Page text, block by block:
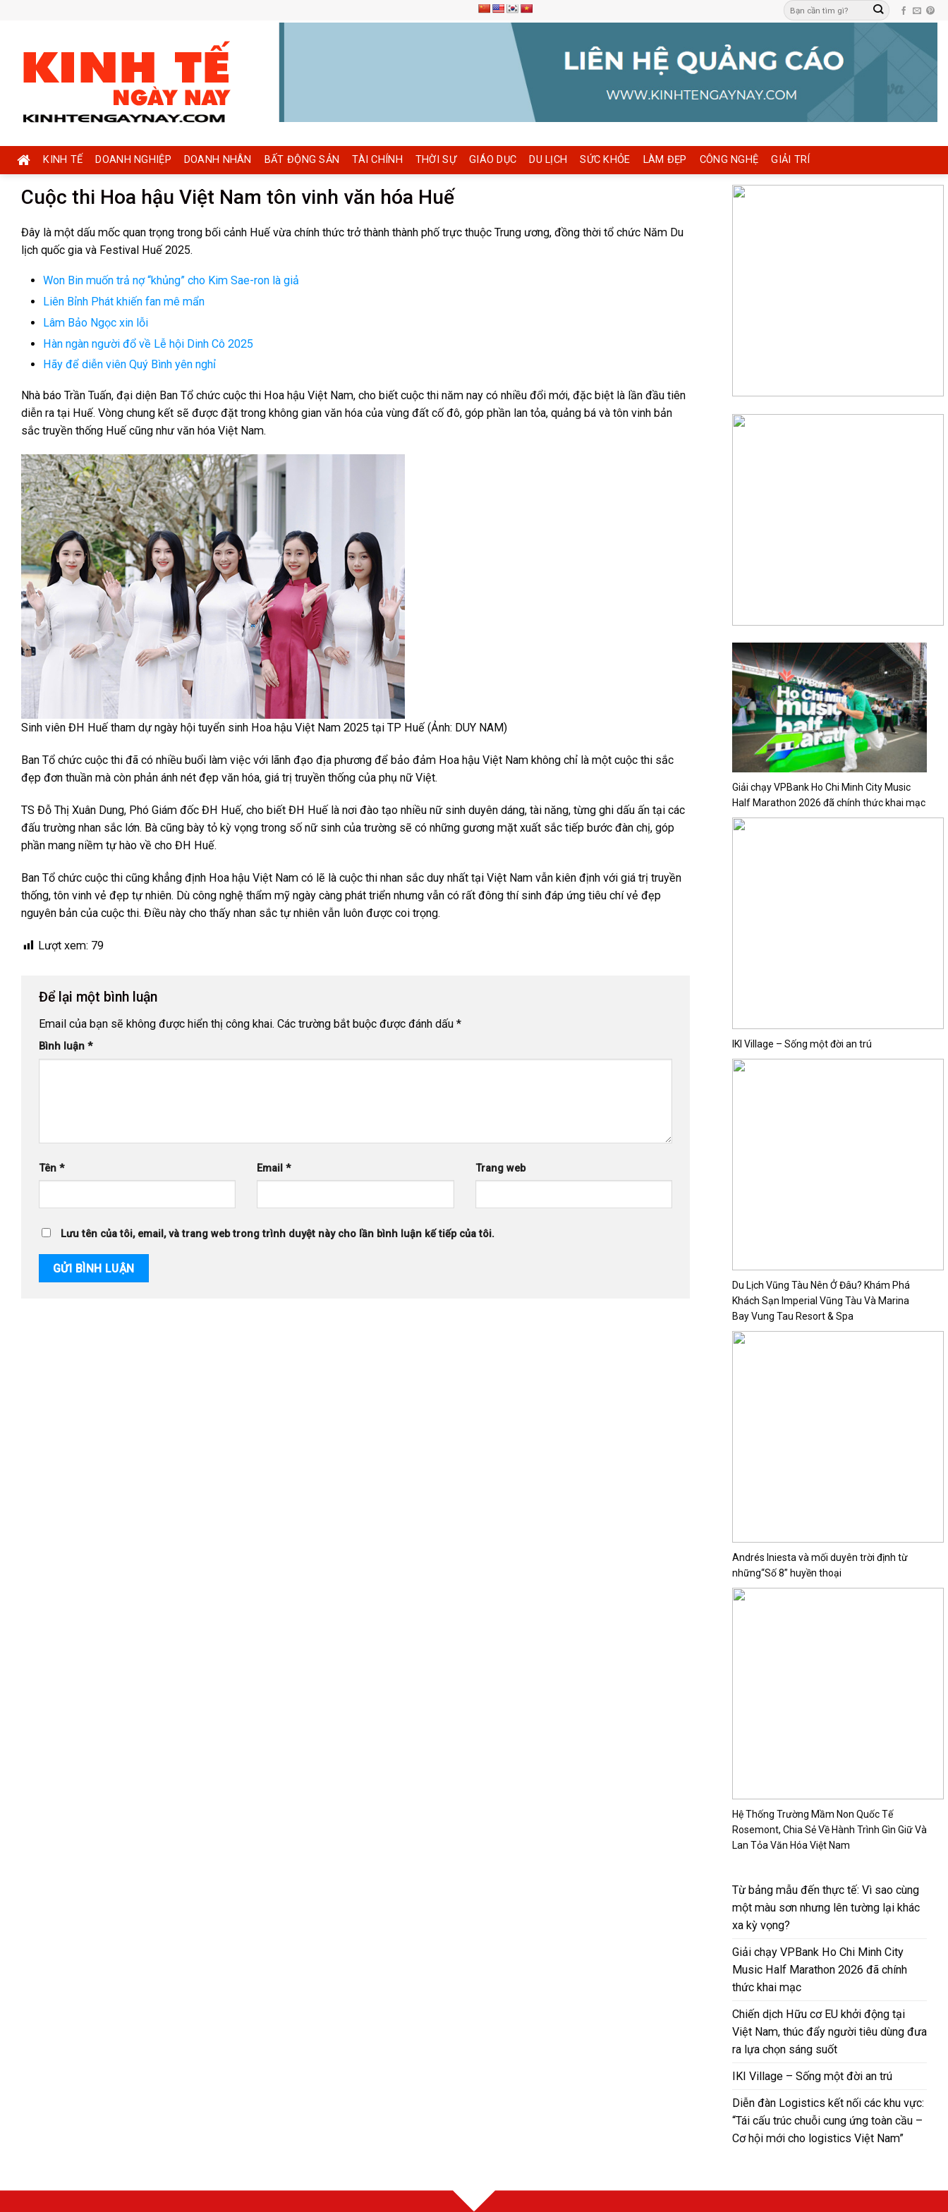
KINH TẾ DOANH NGHIỆP DOANH NHÂN BẤT ĐỘNG SẢN TÀI CHÍNH THỜI SỰ GIÁO DỤC DU LỊCH SỨC KHỎE LÀM ĐẸP CÔNG NGHỆ GIẢI TRÍ
Cuộc thi Hoa hậu Việt Nam tôn vinh văn hóa Huế
Đây là một dấu mốc quan trọng trong bối cảnh Huế vừa chính thức trở thành thành phố trực thuộc Trung ương, đồng thời tổ chức Năm Du
lịch quốc gia và Festival Huế 2025.
Won Bin muốn trả nợ “khủng” cho Kim Sae-ron là giả
Liên Bỉnh Phát khiến fan mê mẩn
Lâm Bảo Ngọc xin lỗi
Hàn ngàn người đổ về Lễ hội Dinh Cô 2025
Hãy để diễn viên Quý Bình yên nghỉ
Nhà báo Trần Tuấn, đại diện Ban Tổ chức cuộc thi Hoa hậu Việt Nam, cho biết cuộc thi năm nay có nhiều đổi mới, đặc biệt là lần đầu tiên
diễn ra tại Huế. Vòng chung kết sẽ được đặt trong không gian văn hóa của vùng đất cố đô, góp phần lan tỏa, quảng bá và tôn vinh bản
sắc truyền thống Huế cũng như văn hóa Việt Nam.
Sinh viên ĐH Huế tham dự ngày hội tuyển sinh Hoa hậu Việt Nam 2025 tại TP Huế (Ảnh: DUY NAM)
Ban Tổ chức cuộc thi đã có nhiều buổi làm việc với lãnh đạo địa phương để bảo đảm Hoa hậu Việt Nam không chỉ là một cuộc thi sắc
đẹp đơn thuần mà còn phản ánh nét đẹp văn hóa, giá trị truyền thống của phụ nữ Việt.
TS Đỗ Thị Xuân Dung, Phó Giám đốc ĐH Huế, cho biết ĐH Huế là nơi đào tạo nhiều nữ sinh duyên dáng, tài năng, từng ghi dấu ấn tại các
đấu trường nhan sắc lớn. Bà cũng bày tỏ kỳ vọng trong số nữ sinh của trường sẽ có những gương mặt xuất sắc tiếp bước đàn chị, góp
phần mang niềm tự hào về cho ĐH Huế.
Ban Tổ chức cuộc thi cũng khẳng định Hoa hậu Việt Nam có lẽ là cuộc thi nhan sắc duy nhất tại Việt Nam vẫn kiên định với giá trị truyền
thống, tôn vinh vẻ đẹp tự nhiên. Dù công nghệ thẩm mỹ ngày càng phát triển nhưng vẫn có rất đông thí sinh đáp ứng tiêu chí vẻ đẹp
nguyên bản của cuộc thi. Điều này cho thấy nhan sắc tự nhiên vẫn luôn được coi trọng.
Lượt xem: 79
Để lại một bình luận
Email của bạn sẽ không được hiển thị công khai. Các trường bắt buộc được đánh dấu *
Bình luận *
Tên * Email* Trang web
Lưu tên của tôi, email, và trang web trong trình duyệt này cho lần bình luận kế tiếp của tôi.
Giải chạy VPBank Ho Chi Minh City Music
Half Marathon 2026 đã chính thức khai mạc
IKI Village – Sống một đời an trú
Du Lịch Vũng Tàu Nên Ở Đâu? Khám Phá
Khách Sạn Imperial Vũng Tàu Và Marina
Bay Vung Tau Resort & Spa
Andrés Iniesta và mối duyên trời định từ
những“Số 8” huyền thoại
Hệ Thống Trường Mầm Non Quốc Tế
Rosemont, Chia Sẻ Về Hành Trình Gìn Giữ Và
Lan Tỏa Văn Hóa Việt Nam
Từ bảng mẫu đến thực tế: Vì sao cùng
một màu sơn nhưng lên tường lại khác
xa kỳ vọng?
Giải chạy VPBank Ho Chi Minh City
Music Half Marathon 2026 đã chính
thức khai mạc
Chiến dịch Hữu cơ EU khởi động tại
Việt Nam, thúc đẩy người tiêu dùng đưa
ra lựa chọn sáng suốt
IKI Village – Sống một đời an trú
Diễn đàn Logistics kết nối các khu vực:
“Tái cấu trúc chuỗi cung ứng toàn cầu –
Cơ hội mới cho logistics Việt Nam”